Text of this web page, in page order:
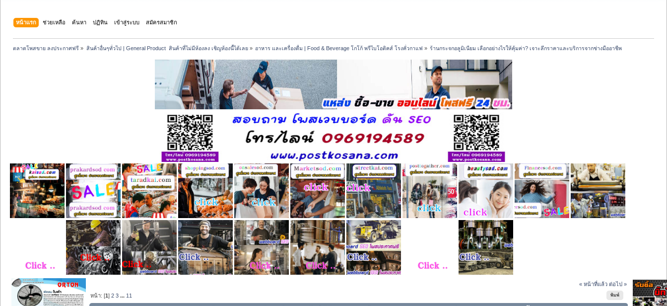
หน้าแรก ช่วยเหลือ ค้นหา ปฏิทิน เข้าสู่ระบบ สมัครสมาชิก
ตลาดโพสขาย ลงประกาศฟรี » สินค้าอื่นๆทั่วไป | General Product  สินค้าที่ไม่มีห้องลง เชิญห้องนี้ได้เลย» อาหาร และเครื่องดื่ม | Food & Beverage โกโก้ พรีไบโอติคส์ โรงคั่วกาแฟ » ร้านกระจกอลูมิเนียม เลือกอย่างไรให้คุ้มค่า? เจาะลึกราคาและบริการจากช่างมืออาชีพ
« หน้าที่แล้ว ต่อไป »
พิมพ์
หน้า: [1]2 3 ... 11